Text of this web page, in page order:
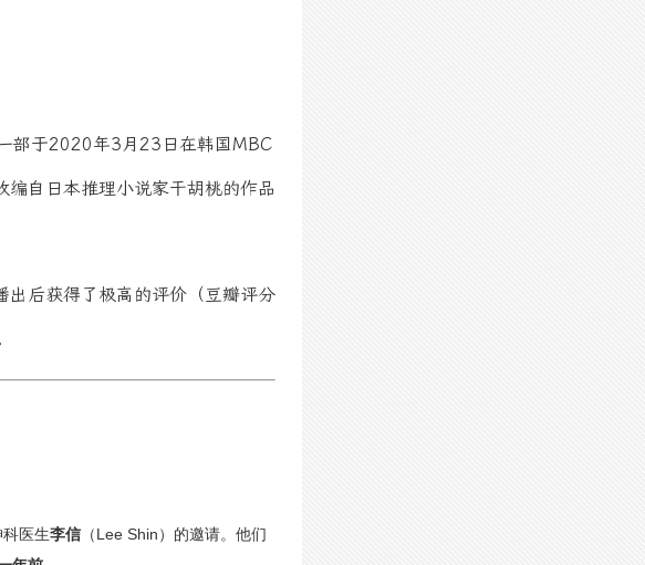
部于2020年3月23日在韩国MBC
编自日本推理小说家干胡桃的作品
出后获得了极高的评价（豆瓣评分
医生李信 （Lee Shin）的邀请。他们